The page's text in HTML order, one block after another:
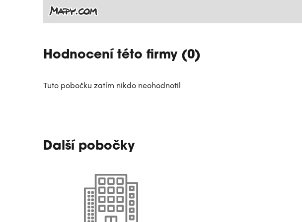
Hodnocení této firmy (0)
Tuto pobočku zatím nikdo neohodnotil
Další pobočky